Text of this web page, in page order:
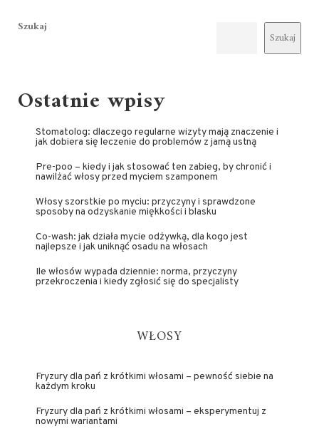
Szukaj
Szukaj
Ostatnie wpisy
Stomatolog: dlaczego regularne wizyty mają znaczenie i
jak dobiera się leczenie do problemów z jamą ustną
Pre-poo – kiedy i jak stosować ten zabieg, by chronić i
nawilżać włosy przed myciem szamponem
Włosy szorstkie po myciu: przyczyny i sprawdzone
sposoby na odzyskanie miękkości i blasku
Co-wash: jak działa mycie odżywką, dla kogo jest
najlepsze i jak uniknąć osadu na włosach
Ile włosów wypada dziennie: norma, przyczyny
przekroczenia i kiedy zgłosić się do specjalisty
WŁOSY
Fryzury dla pań z krótkimi włosami – pewność siebie na
każdym kroku
Fryzury dla pań z krótkimi włosami – eksperymentuj z
nowymi wariantami